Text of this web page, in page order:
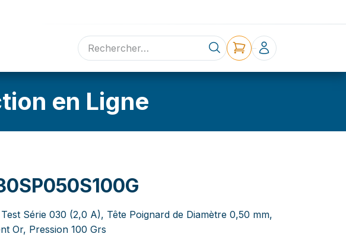
Sélection en ligne Contact
en Ligne
Série 030 (2,0 A), Tête Poignard de Diamètre 0,50 mm,
Or, Pression 100 Grs